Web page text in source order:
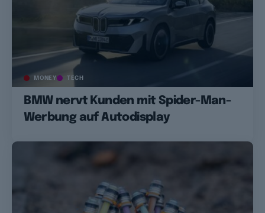
MONEY TECH
BMW nervt Kunden mit Spider-Man-
Werbung auf Autodisplay